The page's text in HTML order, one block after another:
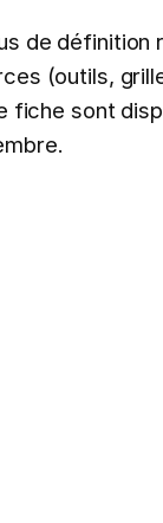
de définition
(outils,
fiche sont